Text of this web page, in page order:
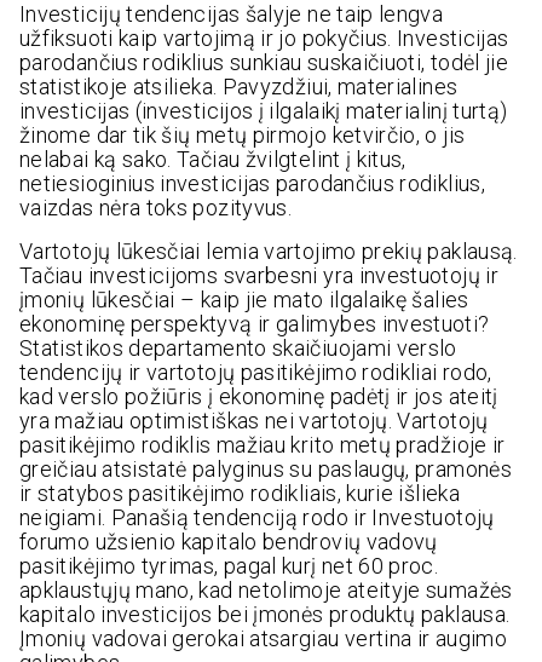
Investicijų tendencijas šalyje ne taip lengva
užfiksuoti kaip vartojimą ir jo pokyčius. Investicijas
parodančius rodiklius sunkiau suskaičiuoti, todėl jie
statistikoje atsilieka. Pavyzdžiui, materialines
investicijas (investicijos į ilgalaikį materialinį turtą)
žinome dar tik šių metų pirmojo ketvirčio, o jis
nelabai ką sako. Tačiau žvilgtelint į kitus,
netiesioginius investicijas parodančius rodiklius,
vaizdas nėra toks pozityvus.
Vartotojų lūkesčiai lemia vartojimo prekių paklausą.
Tačiau investicijoms svarbesni yra investuotojų ir
įmonių lūkesčiai – kaip jie mato ilgalaikę šalies
ekonominę perspektyvą ir galimybes investuoti?
Statistikos departamento skaičiuojami verslo
tendencijų ir vartotojų pasitikėjimo rodikliai rodo,
kad verslo požiūris į ekonominę padėtį ir jos ateitį
yra mažiau optimistiškas nei vartotojų. Vartotojų
pasitikėjimo rodiklis mažiau krito metų pradžioje ir
greičiau atsistatė palyginus su paslaugų, pramonės
ir statybos pasitikėjimo rodikliais, kurie išlieka
neigiami. Panašią tendenciją rodo ir Investuotojų
forumo užsienio kapitalo bendrovių vadovų
pasitikėjimo tyrimas, pagal kurį net 60 proc.
apklaustųjų mano, kad netolimoje ateityje sumažės
kapitalo investicijos bei įmonės produktų paklausa.
Įmonių vadovai gerokai atsargiau vertina ir augimo